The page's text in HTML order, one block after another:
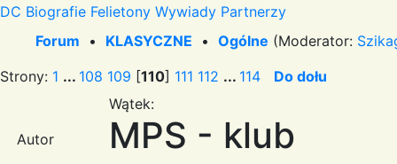
DC Biografie Felietony Wywiady Partnerzy
Forum • KLASYCZNE • Ogólne (Moderator:
Strony: 1 ... 108 109 [110] 111 112 ... 114 Do dołu
Autor
Wątek:
MPS - klub